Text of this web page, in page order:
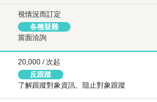
視情況而訂定
各種疑難
當面洽詢
20,000 / 次起
反跟蹤
了解跟蹤對象資訊、阻止對象跟蹤